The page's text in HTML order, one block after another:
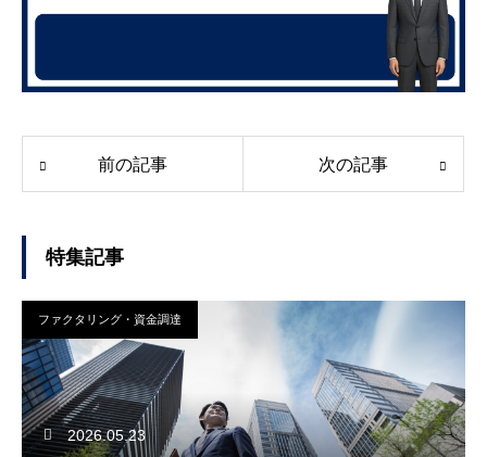
前の記事 次の記事
特集記事
ファクタリング・資金調達
2026.05.23